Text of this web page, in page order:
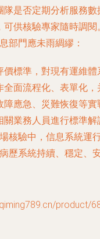
隊是否定期分析服務
供核驗專家隨時調閱
部門應未雨綢繆：
價標準，對現有運維
全面流程化、表單化
障應急、災難恢復等
關業務人員進行標準
核驗中，信息系統
歷系統持續、穩定、
product/